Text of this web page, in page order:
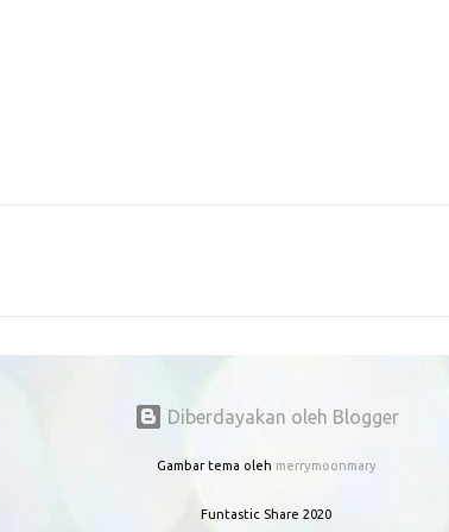
Diberdayakan oleh Blogger
Gambar tema oleh merrymoonmary
Funtastic Share 2020